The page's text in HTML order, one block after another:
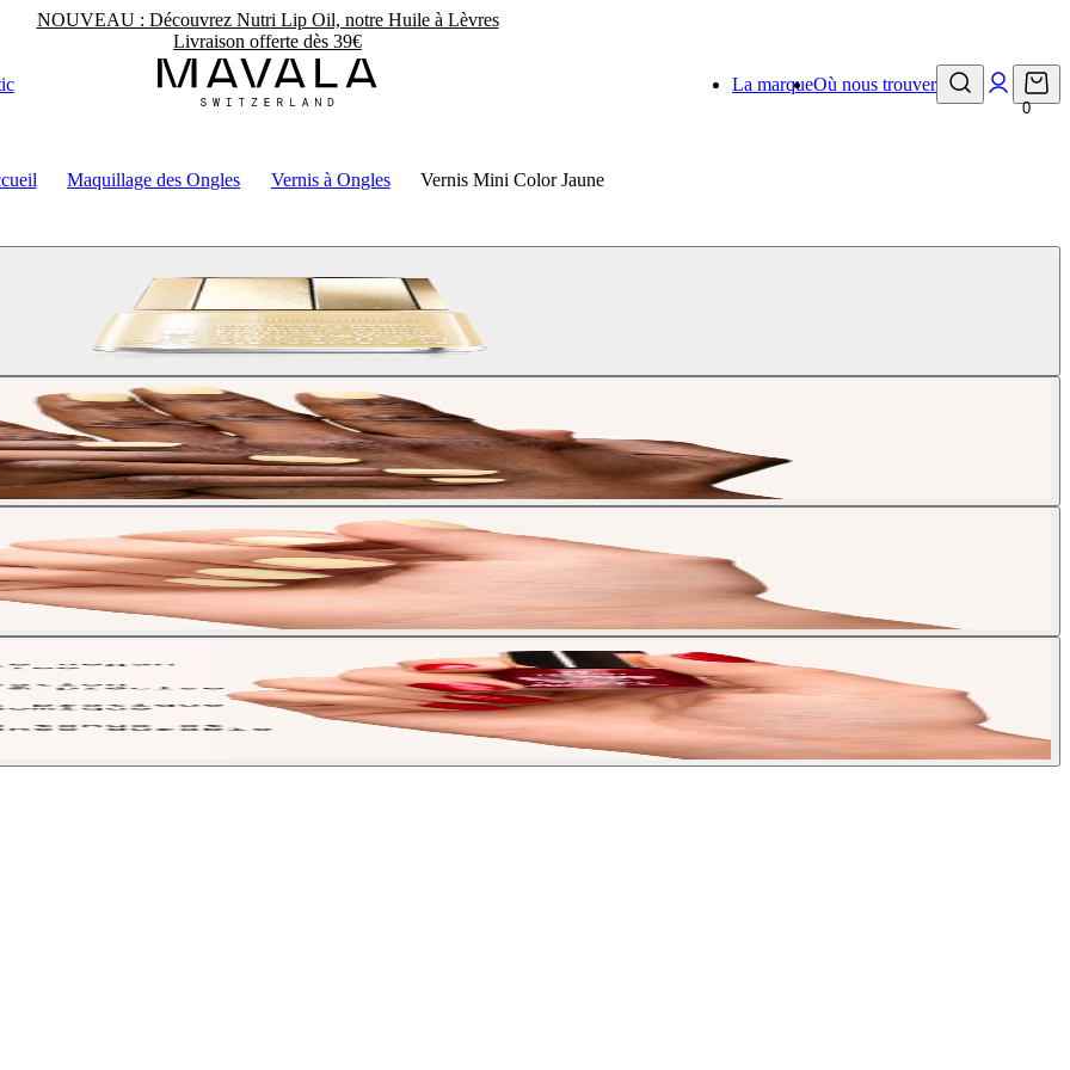
NOUVEAU : Découvrez Nutri Lip Oil, notre Huile à Lèvres
Livraison offerte dès 39€
La marqueOù nous trouver
0
Maquillage des Ongles Vernis à Ongles Vernis Mini Color Jaune